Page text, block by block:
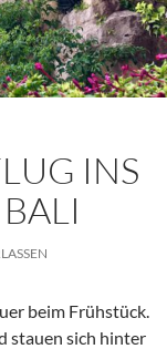
INS
beim Frühstück.
stauen sich hinter